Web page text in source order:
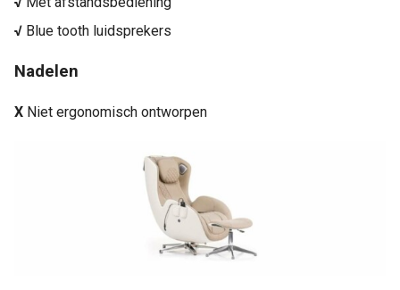
√ Blue tooth luidsprekers
Nadelen
X Niet ergonomisch ontworpen